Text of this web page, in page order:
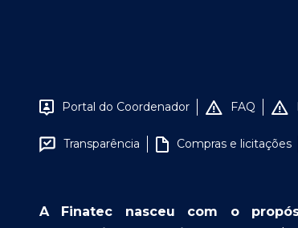
Portal do Coordenador FAQ
Transparência Compras e licitações
A Finatec nasceu com o